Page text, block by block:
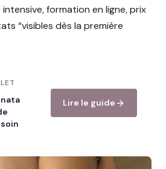
formation en ligne, prix
“visibles dès la première
Lire le guide